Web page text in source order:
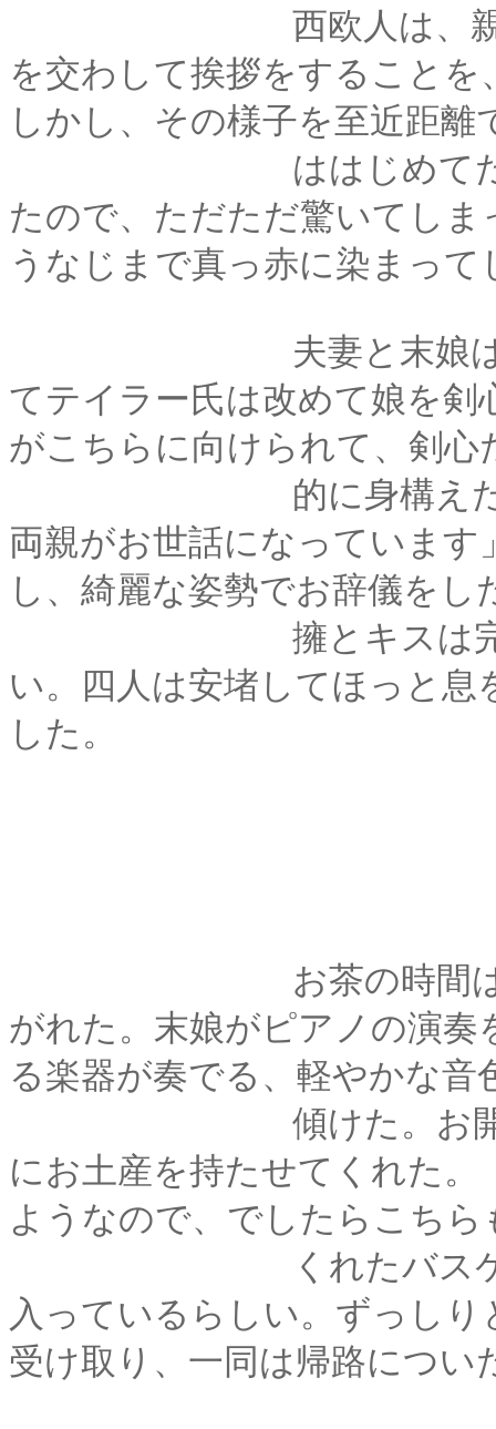
西欧人は、親しい間
を交わして挨拶をすること
しかし、その様子を至近距離
ははじめてだったの
たので、ただただ驚いてし
うなじまで真っ赤に染まっ
夫妻と末娘は英語で
てテイラー氏は改めて娘を
がこちらに向けられて、剣心
的に身構えたが―――
両親がお世話になっていま
し、綺麗な姿勢でお辞儀をし
擁とキスは完全に「
い。四人は安堵してほっと
した。
お茶の時間は、その
がれた。末娘がピアノの演
る楽器が奏でる、軽やかな音
傾けた。お開きにな
にお土産を持たせてくれた
ようなので、でしたらこちら
くれたバスケットに
入っているらしい。ずっし
受け取り、一同は帰路につい